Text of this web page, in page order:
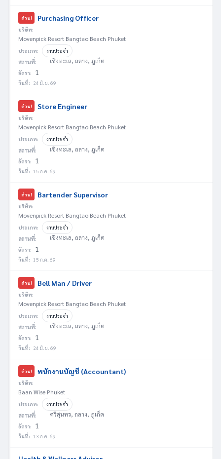
ด่วน! Purchasing Officer
บริษัท:
Movenpick Resort Bangtao Beach Phuket
ประเภท: งานประจำ
สถานที่: เชิงทะเล, ถลาง, ภูเก็ต
อัตรา: 1
วันที่: 24 มิ.ย. 69
ด่วน! Store Engineer
บริษัท:
Movenpick Resort Bangtao Beach Phuket
ประเภท: งานประจำ
สถานที่: เชิงทะเล, ถลาง, ภูเก็ต
อัตรา: 1
วันที่: 15 ก.ค. 69
ด่วน! Bartender Supervisor
บริษัท:
Movenpick Resort Bangtao Beach Phuket
ประเภท: งานประจำ
สถานที่: เชิงทะเล, ถลาง, ภูเก็ต
อัตรา: 1
วันที่: 15 ก.ค. 69
ด่วน! Bell Man / Driver
บริษัท:
Movenpick Resort Bangtao Beach Phuket
ประเภท: งานประจำ
สถานที่: เชิงทะเล, ถลาง, ภูเก็ต
อัตรา: 1
วันที่: 24 มิ.ย. 69
ด่วน! พนักงานบัญชี (Accountant)
บริษัท:
Baan Wise Phuket
ประเภท: งานประจำ
สถานที่: ศรีสุนทร, ถลาง, ภูเก็ต
อัตรา: 1
วันที่: 13 ก.ค. 69